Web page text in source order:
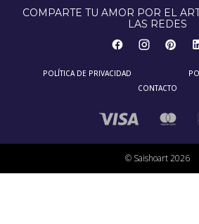
COMPARTE TU AMOR POR EL
LAS REDES
POLÍTICA DE PRIVACIDAD
CONTACTO
© Saishoart 2026